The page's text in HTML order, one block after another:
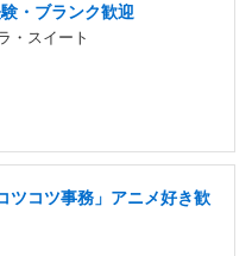
・ブランク歓迎
・スイート
ツコツ事務」アニメ好き歓